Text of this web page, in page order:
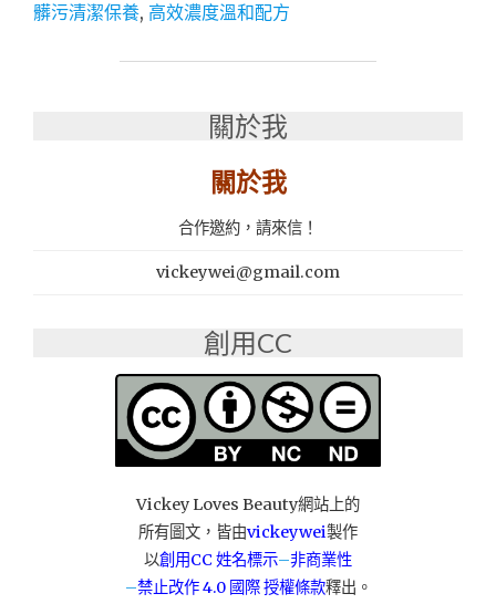
和
清
潔
毛
孔
+潔
肌
膚：
CHUMMY
仟
髒污清潔保養, 高效濃度溫和配方
關於我
關於我
合作邀約，請來信！
vickeywei@gmail.com
創用CC
Vickey Loves Beauty網站上的
所有圖文，皆由vickeywei製作
以創用CC 姓名標示–非商業性
–禁止改作4.0 國際 授權條款釋出。